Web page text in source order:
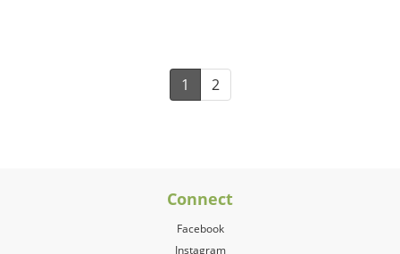
1 2
Connect
Facebook
Instagram